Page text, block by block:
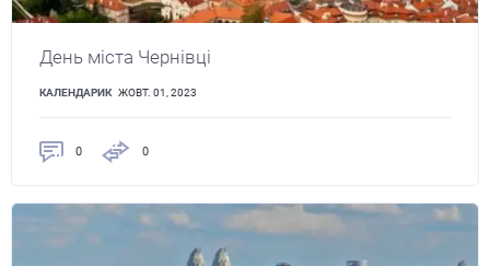
День міста Чернівці
КАЛЕНДАРИК ЖОВТ. 01, 2023
0 0